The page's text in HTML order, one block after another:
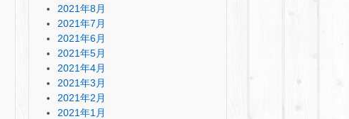
2021年8月
2021年7月
2021年6月
2021年5月
2021年4月
2021年3月
2021年2月
2021年1月